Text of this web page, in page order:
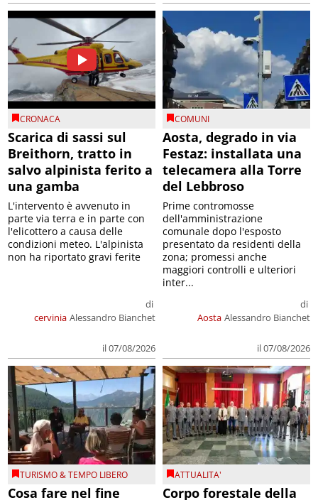
CRONACA
Scarica di sassi sul
Breithorn, tratto in
salvo alpinista ferito a
una gamba
cervinia
di
Alessandro Bianchet
il 07/08/2026
L'intervento è avvenuto in
parte via terra e in parte con
l'elicottero a causa delle
condizioni meteo. L'alpinista
non ha riportato gravi ferite
COMUNI
Aosta, degrado in via
Festaz: installata una
telecamera alla Torre
del Lebbroso
Aosta
di
Alessandro Bianchet
il 07/08/2026
Prime contromosse
dell'amministrazione
comunale dopo l'esposto
presentato da residenti della
zona; promessi anche
maggiori controlli e ulteriori
inter...
TURISMO & TEMPO LIBERO
Cosa fare nel fine
ATTUALITA'
Corpo forestale della